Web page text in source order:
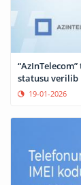
statusu verilib
19-01-2026